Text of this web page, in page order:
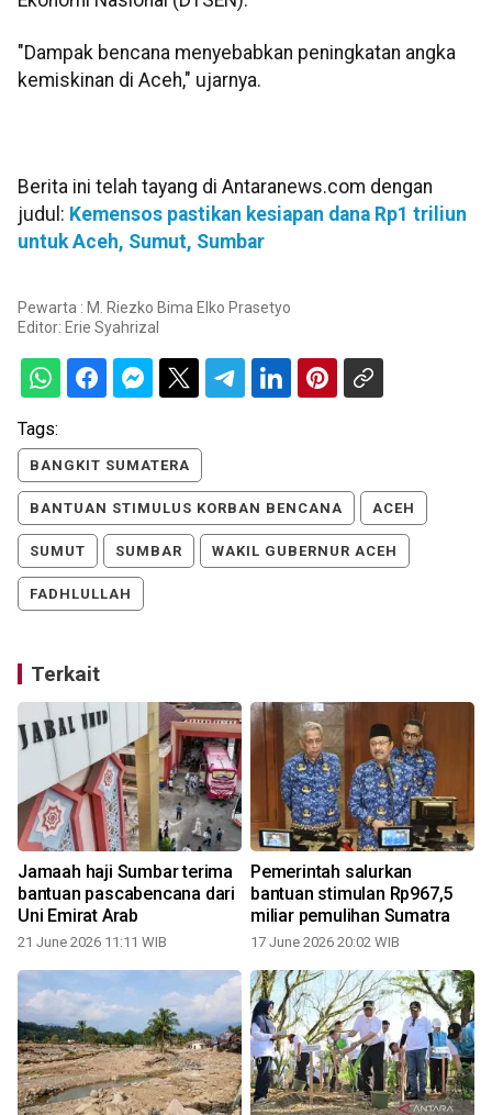
"Dampak bencana menyebabkan peningkatan angka
kemiskinan di Aceh," ujarnya.
Berita ini telah tayang di Antaranews.com dengan
judul: Kemensos pastikan kesiapan dana Rp1 triliun
untuk Aceh, Sumut, Sumbar
Pewarta : M. Riezko Bima Elko Prasetyo
Editor: Erie Syahrizal
Tags:
BANGKIT SUMATERA
BANTUAN STIMULUS KORBAN BENCANA ACEH
SUMUT SUMBAR WAKIL GUBERNUR ACEH
FADHLULLAH
Terkait
Jamaah haji Sumbar terima
bantuan pascabencana dari
Uni Emirat Arab
21 June 2026 11:11 WIB
Pemerintah salurkan
bantuan stimulan Rp967,5
miliar pemulihan Sumatra
17 June 2026 20:02 WIB